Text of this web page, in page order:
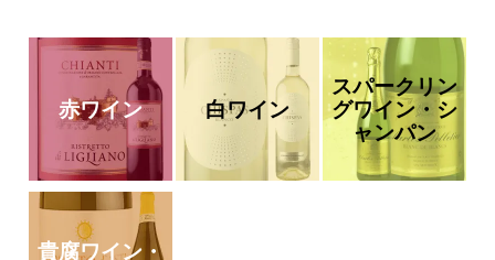
赤ワイン 白ワイン
スパークリン
グワイン・シ
ャンパン
貴腐ワイン・